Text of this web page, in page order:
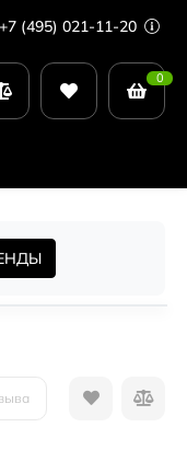
+7 (495) 021-11-20
0